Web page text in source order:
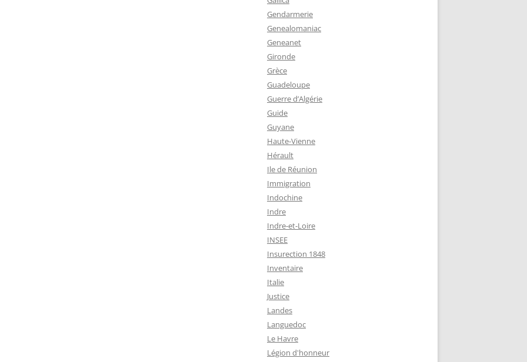
Gendarmerie
Genealomaniac
Geneanet
Gironde
Grèce
Guadeloupe
Guerre d’Algérie
Guide
Guyane
Haute-Vienne
Hérault
Ile de Réunion
Immigration
Indochine
Indre
Indre-et-Loire
INSEE
Insurection 1848
Inventaire
Italie
Justice
Landes
Languedoc
Le Havre
Légion d'honneur